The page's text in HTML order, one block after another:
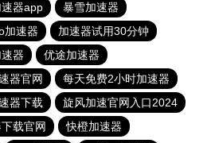
器app
暴雪加速器
加速器
加速器试用30分钟
器
优途加速器
器官网
每天免费2小时加速器
器下载
旋风加速官网入口2024
载官网
快橙加速器